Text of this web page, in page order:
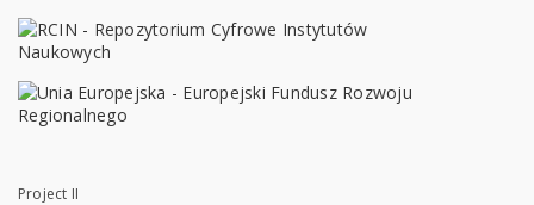
Project II